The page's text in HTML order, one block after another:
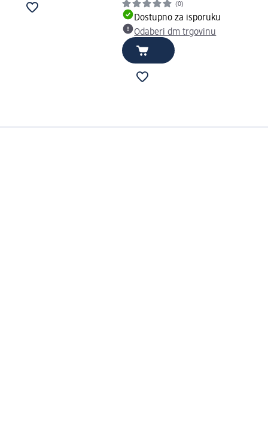
(0)
Dostupno za isporuku
Odaberi dm trgovinu